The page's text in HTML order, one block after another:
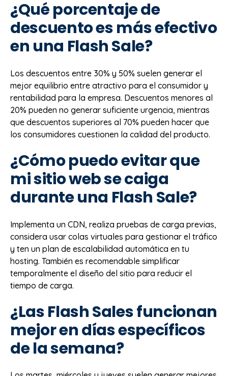
¿Qué porcentaje de
descuento es más efectivo
en una Flash Sale?
Los descuentos entre 30% y 50% suelen generar el
mejor equilibrio entre atractivo para el consumidor y
rentabilidad para la empresa. Descuentos menores al
20% pueden no generar suficiente urgencia, mientras
que descuentos superiores al 70% pueden hacer que
los consumidores cuestionen la calidad del producto.
¿Cómo puedo evitar que
mi sitio web se caiga
durante una Flash Sale?
Implementa un CDN, realiza pruebas de carga previas,
considera usar colas virtuales para gestionar el tráfico
y ten un plan de escalabilidad automática en tu
hosting. También es recomendable simplificar
temporalmente el diseño del sitio para reducir el
tiempo de carga.
¿Las Flash Sales funcionan
mejor en días específicos
de la semana?